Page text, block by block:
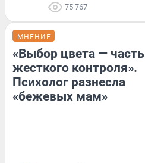
75 767
МНЕНИЕ
«Выбор цвета — часть
жесткого контроля».
Психолог разнесла
«бежевых мам»